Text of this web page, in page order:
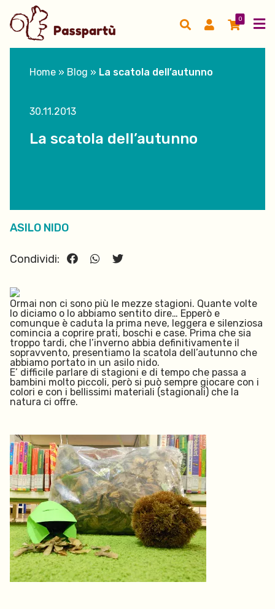
0
Home » Blog » La scatola dell’autunno
30.11.2013
La scatola dell’autunno
ASILO NIDO
Condividi:
Ormai non ci sono più le mezze stagioni. Quante volte
lo diciamo o lo abbiamo sentito dire… Epperò e
comunque è caduta la prima neve, leggera e silenziosa
comincia a coprire prati, boschi e case. Prima che sia
troppo tardi, che l’inverno abbia definitivamente il
sopravvento, presentiamo la scatola dell’autunno che
abbiamo portato in un asilo nido.
E’ difficile parlare di stagioni e di tempo che passa a
bambini molto piccoli, però si può sempre giocare con i
colori e con i bellissimi materiali (stagionali) che la
natura ci offre.